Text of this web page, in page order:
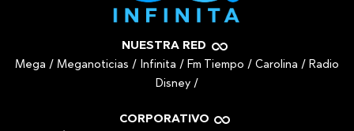
NUESTRA RED
Mega / Meganoticias / Infinita / Fm Tiempo / Carolina / Radio
Disney /
CORPORATIVO